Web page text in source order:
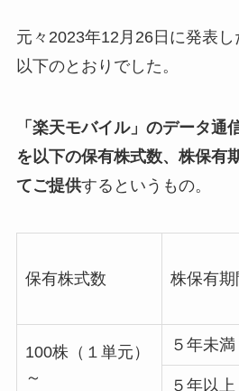
元々2023年12月26日に発表
以下のとおりでした。
「楽天モバイル」のデータ通
を以下の保有株式数、株保有
てご提供するというもの。
保有株式数 株保有期
100株（１単元）
～
５年未満
５年以上